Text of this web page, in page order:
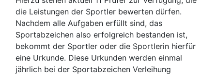
die Leistungen der Sportler bewerten dürfen.
Nachdem alle Aufgaben erfüllt sind, das
Sportabzeichen also erfolgreich bestanden ist,
bekommt der Sportler oder die Sportlerin hierfür
eine Urkunde. Diese Urkunden werden einmal
jährlich bei der Sportabzeichen Verleihung